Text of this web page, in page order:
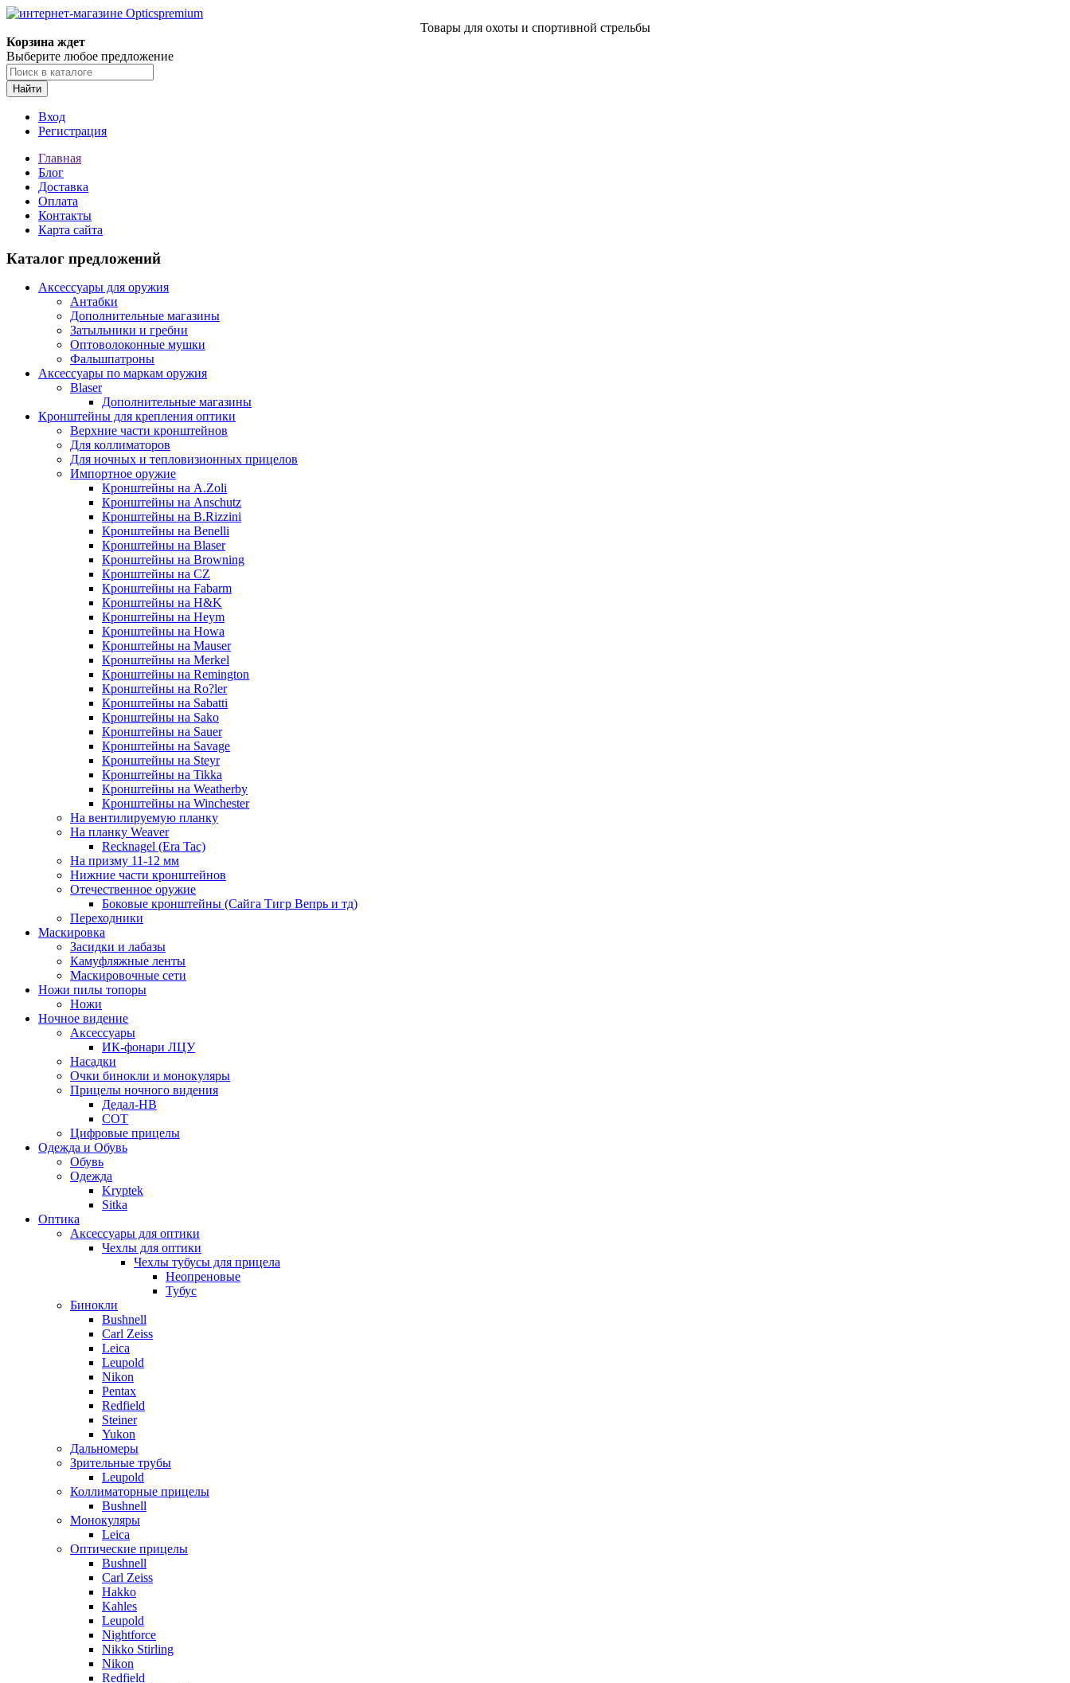
Товары для охоты и спортивной стрельбы
Корзина ждет
Выберите любое предложение
Найти
Вход
Регистрация
Главная
Блог
Доставка
Оплата
Контакты
Карта сайта
Каталог предложений
Аксессуары для оружия
Антабки
Дополнительные магазины
Затыльники и гребни
Оптоволоконные мушки
Фальшпатроны
Аксессуары по маркам оружия
Blaser
Дополнительные магазины
Кронштейны для крепления оптики
Верхние части кронштейнов
Для коллиматоров
Для ночных и тепловизионных прицелов
Импортное оружие
Кронштейны на A.Zoli
Кронштейны на Anschutz
Кронштейны на B.Rizzini
Кронштейны на Benelli
Кронштейны на Blaser
Кронштейны на Browning
Кронштейны на CZ
Кронштейны на Fabarm
Кронштейны на H&K
Кронштейны на Heym
Кронштейны на Howa
Кронштейны на Mauser
Кронштейны на Merkel
Кронштейны на Remington
Кронштейны на Ro?ler
Кронштейны на Sabatti
Кронштейны на Sako
Кронштейны на Sauer
Кронштейны на Savage
Кронштейны на Steyr
Кронштейны на Tikka
Кронштейны на Weatherby
Кронштейны на Winchester
На вентилируемую планку
На планку Weaver
Recknagel (Era Tac)
На призму 11-12 мм
Нижние части кронштейнов
Отечественное оружие
Боковые кронштейны (Сайга Тигр Вепрь и тд)
Переходники
Маскировка
Засидки и лабазы
Камуфляжные ленты
Маскировочные сети
Ножи пилы топоры
Ножи
Ночное видение
Аксессуары
ИК-фонари ЛЦУ
Насадки
Очки бинокли и монокуляры
Прицелы ночного видения
Дедал-НВ
СОТ
Цифровые прицелы
Одежда и Обувь
Обувь
Одежда
Kryptek
Sitka
Оптика
Аксессуары для оптики
Чехлы для оптики
Чехлы тубусы для прицела
Неопреновые
Тубус
Бинокли
Bushnell
Carl Zeiss
Leica
Leupold
Nikon
Pentax
Redfield
Steiner
Yukon
Дальномеры
Зрительные трубы
Leupold
Коллиматорные прицелы
Bushnell
Монокуляры
Leica
Оптические прицелы
Bushnell
Carl Zeiss
Hakko
Kahles
Leupold
Nightforce
Nikko Stirling
Nikon
Redfield